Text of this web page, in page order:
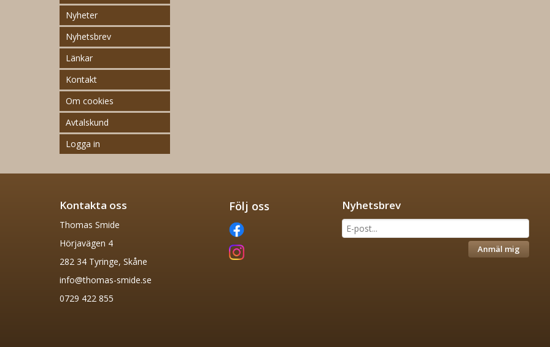
Nyheter
Nyhetsbrev
Länkar
Kontakt
Om cookies
Avtalskund
Logga in
Kontakta oss
Thomas Smide
Hörjavägen 4
282 34 Tyringe, Skåne
info@thomas-smide.se
0729 422 855
Följ oss Nyhetsbrev
Anmäl mig